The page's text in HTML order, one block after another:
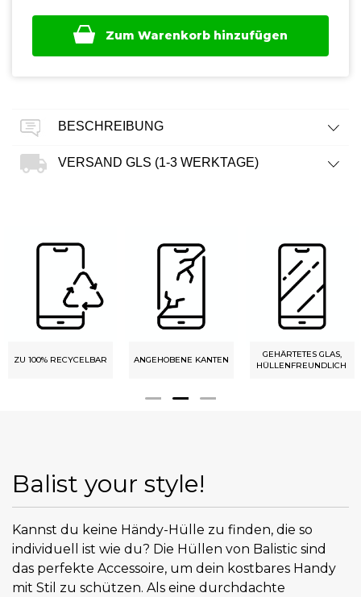
Zum Warenkorb hinzufügen
BESCHREIBUNG
VERSAND GLS (1-3 WERKTAGE)
ZU 100% RECYCELBAR ANGEHOBENE KANTEN
GEHÄRTETES GLAS,
HÜLLENFREUNDLICH
Balist your style!
Kannst du keine Händy-Hülle zu finden, die so
individuell ist wie du? Die Hüllen von Balistic sind
das perfekte Accessoire, um dein kostbares Handy
mit Stil zu schützen. Als eine durchdachte